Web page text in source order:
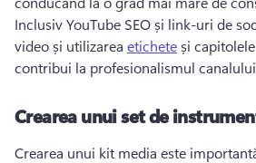
Inclusiv YouTube SEO și link-uri de
video și utilizarea etichete și
contribui la profesionalismul
Crearea unui set de
Crearea unui kit media este